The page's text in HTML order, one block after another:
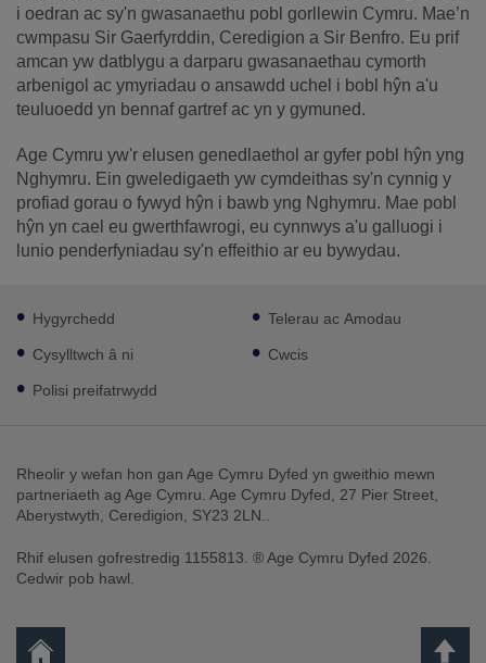
i oedran ac sy'n gwasanaethu pobl gorllewin Cymru. Mae’n
cwmpasu Sir Gaerfyrddin, Ceredigion a Sir Benfro. Eu prif
amcan yw datblygu a darparu gwasanaethau cymorth
arbenigol ac ymyriadau o ansawdd uchel i bobl hŷn a'u
teuluoedd yn bennaf gartref ac yn y gymuned.
Age Cymru yw'r elusen genedlaethol ar gyfer pobl hŷn yng
Nghymru. Ein gweledigaeth yw cymdeithas sy'n cynnig y
profiad gorau o fywyd hŷn i bawb yng Nghymru. Mae pobl
hŷn yn cael eu gwerthfawrogi, eu cynnwys a'u galluogi i
lunio penderfyniadau sy'n effeithio ar eu bywydau.
Footer
sub
links
Hygyrchedd
Cysylltwch â ni
Polisi preifatrwydd
Telerau ac Amodau
Cwcis
Rheolir y wefan hon gan Age Cymru Dyfed yn gweithio mewn
partneriaeth ag Age Cymru. Age Cymru Dyfed, 27 Pier Street,
Aberystwyth, Ceredigion, SY23 2LN..
Rhif elusen gofrestredig 1155813. ® Age Cymru Dyfed 2026.
Cedwir pob hawl.